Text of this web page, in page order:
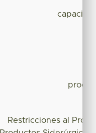
Restricciones al